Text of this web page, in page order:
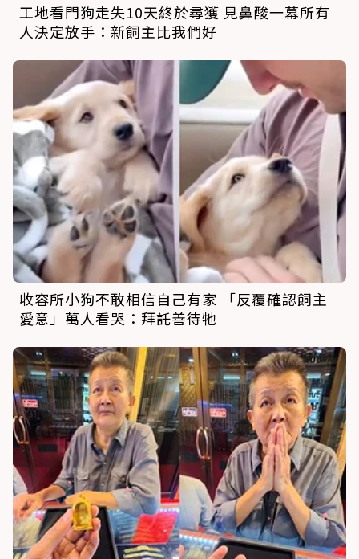
工地看門狗走失10天終於尋獲 見鼻酸一幕所有
人決定放手：新飼主比我們好
收容所小狗不敢相信自己有家 「反覆確認飼主
愛意」萬人看哭：拜託善待牠